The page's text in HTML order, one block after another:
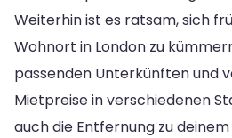
Weiterhin ist es ratsam, sich
Wohnort in London zu
passenden Unterkünften und
Mietpreise in verschiedenen
auch die Entfernung zu